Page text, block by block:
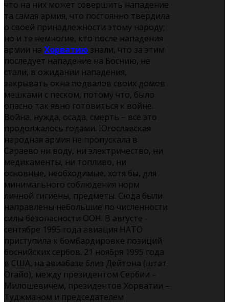
что на них может совершить нападение
та самая армия, что постоянно твердила
о своей принадлежности этому народу;
но и те немногие, кто после нападения
армии на Хорватию знали, что за этим
последует нападение на Боснию, не
стали, в ожидании нападения,
закрывать окна подвалов своих домов
мешками с песком, потому что, было
опасно так явно готовиться к войне.
Война, нужда, осада, смерть – всё это
продолжалось годами. Югославская
народная армия не пропускала в
Сараево ни воду, ни электричество, ни
медикаменты, ни топливо, ни
основные, необходимые, хотя бы, для
минимального соблюдения норм
личной гигиены, предметы. Сюда были
направлены небольшие по численности
силы безопасности ООН. В августе -
сентябре 1995 года авиация НАТО
приступила к бомбардировке позиций
боснийских сербов. 21 ноября 1995 года
в США, на авиабазе близ Дейтона (штат
Огайо), между президентом Сербии –
Милошевичем, президентов Хорватии –
Туджманом и председателем